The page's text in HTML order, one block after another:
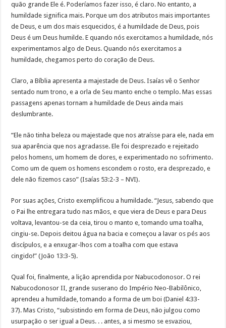
quão grande Ele é. Poderíamos fazer isso, é claro. No entanto, a
humildade significa mais. Porque um dos atributos mais importantes
de Deus, e um dos mais esquecidos, é a humildade de Deus, pois
Deus é um Deus humilde. E quando nós exercitamos a humildade, nós
experimentamos algo de Deus. Quando nós exercitamos a
humildade, chegamos perto do coração de Deus.
Claro, a Bíblia apresenta a majestade de Deus. Isaías vê o Senhor
sentado num trono, e a orla de Seu manto enche o templo. Mas essas
passagens apenas tornam a humildade de Deus ainda mais
deslumbrante.
“Ele não tinha beleza ou majestade que nos atraísse para ele, nada em
sua aparência que nos agradasse. Ele foi desprezado e rejeitado
pelos homens, um homem de dores, e experimentado no sofrimento.
Como um de quem os homens escondem o rosto, era desprezado, e
dele não fizemos caso” (Isaías 53:2-3 – NVI).
Por suas ações, Cristo exemplificou a humildade. “Jesus, sabendo que
o Pai lhe entregara tudo nas mãos, e que viera de Deus e para Deus
voltava, levantou-se da ceia, tirou o manto e, tomando uma toalha,
cingiu-se. Depois deitou água na bacia e começou a lavar os pés aos
discípulos, e a enxugar-lhos com a toalha com que estava
cingido!” (João 13:3-5).
Qual foi, finalmente, a lição aprendida por Nabucodonosor. O rei
Nabucodonosor II, grande suserano do Império Neo-Babilônico,
aprendeu a humildade, tomando a forma de um boi (Daniel 4:33-
37). Mas Cristo, “subsistindo em forma de Deus, não julgou como
usurpação o ser igual a Deus. . . antes, a si mesmo se esvaziou,